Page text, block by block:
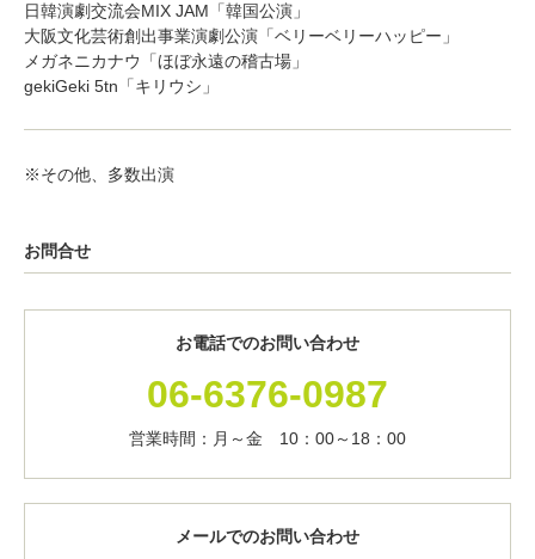
日韓演劇交流会MIX JAM「韓国公演」
大阪文化芸術創出事業演劇公演「ベリーベリーハッピー」
メガネニカナウ「ほぼ永遠の稽古場」
gekiGeki 5tn「キリウシ」
※その他、多数出演
お問合せ
お電話でのお問い合わせ
06-6376-0987
営業時間：月～金 10：00～18：00
メールでのお問い合わせ